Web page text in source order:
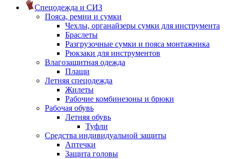
Спецодежда и СИЗ
Пояса, ремни и сумки
Чехлы, органайзеры сумки для инструмента
Браслеты
Разгрузочные сумки и пояса монтажника
Рюкзаки для инструментов
Влагозащитная одежда
Плащи
Летняя спецодежда
Жилеты
Рабочие комбинезоны и брюки
Рабочая обувь
Летняя обувь
Туфли
Средства индивидуальной защиты
Аптечки
Защита головы